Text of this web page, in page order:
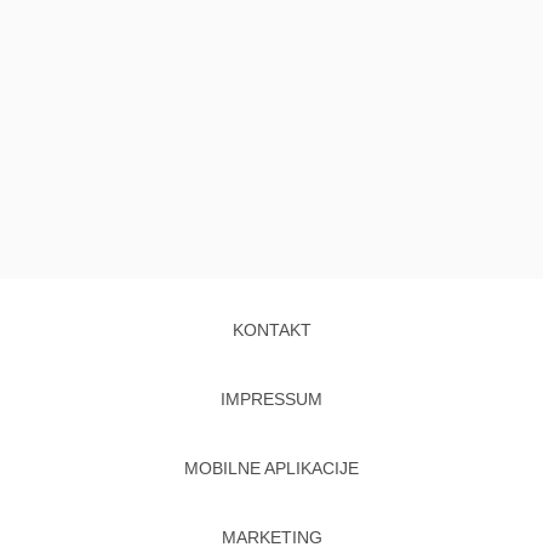
KONTAKT
IMPRESSUM
MOBILNE APLIKACIJE
MARKETING